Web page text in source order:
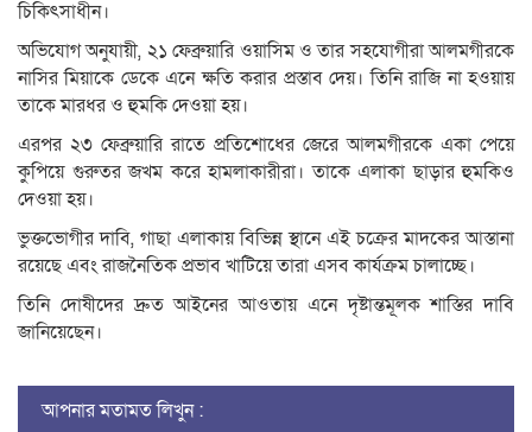
চিকিৎসাধীন।
অভিযোগ অনুযায়ী, ২১ ফেব্রুয়ারি ওয়াসিম ও তার সহযোগীরা আলমগীরকে
নাসির মিয়াকে ডেকে এনে ক্ষতি করার প্রস্তাব দেয়। তিনি রাজি না হওয়ায়
তাকে মারধর ও হুমকি দেওয়া হয়।
এরপর ২৩ ফেব্রুয়ারি রাতে প্রতিশোধের জেরে আলমগীরকে একা পেয়ে
কুপিয়ে গুরুতর জখম করে হামলাকারীরা। তাকে এলাকা ছাড়ার হুমকিও
দেওয়া হয়।
ভুক্তভোগীর দাবি, গাছা এলাকায় বিভিন্ন স্থানে এই চক্রের মাদকের আস্তানা
রয়েছে এবং রাজনৈতিক প্রভাব খাটিয়ে তারা এসব কার্যক্রম চালাচ্ছে।
তিনি দোষীদের দ্রুত আইনের আওতায় এনে দৃষ্টান্তমূলক শাস্তির দাবি
জানিয়েছেন।
আপনার মতামত লিখুন :